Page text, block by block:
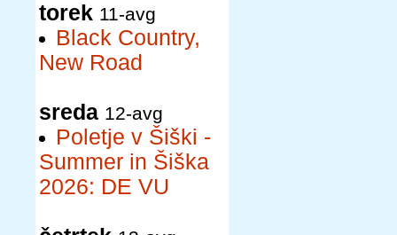
torek 11-avg
Black Country,
New Road
sreda 12-avg
Poletje v Šiški -
Summer in Šiška
2026: DE VU